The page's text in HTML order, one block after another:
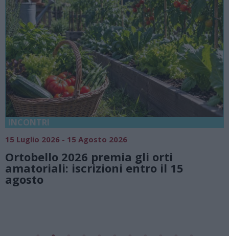
18 Luglio 2026 - 15 Agosto 2026
Vivi l’estate a Villa Fogazzaro Roi.
natura e atmosfere senza tempo
Lago di Lugano